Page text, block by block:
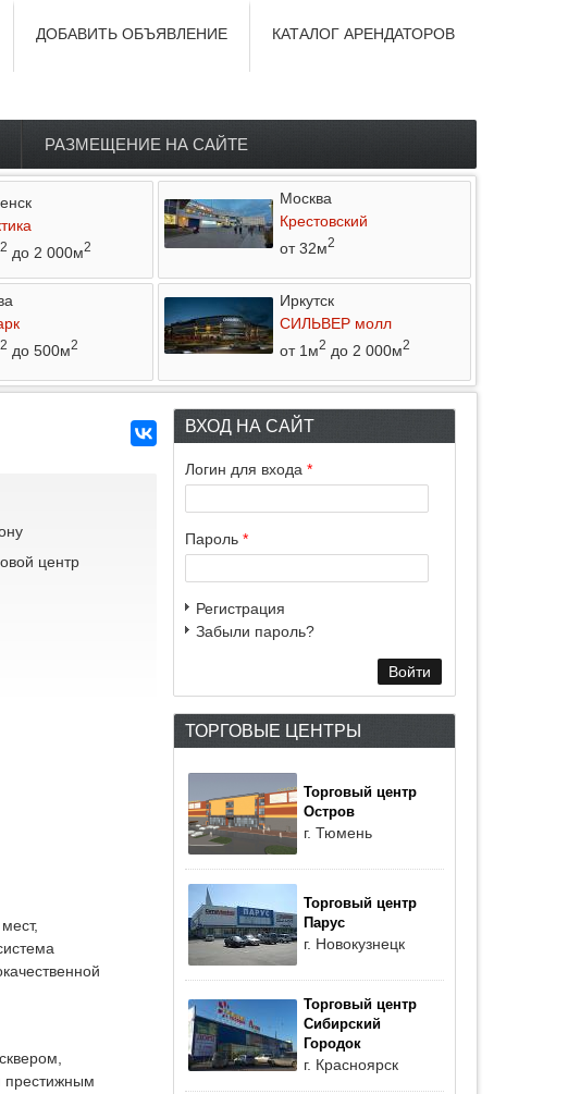
КАТАЛОГ АРЕНДАТОРОВ
ДОБАВИТЬ ОБЪЯВЛЕНИЕ
РАЗМЕЩЕНИЕ НА САЙТЕ
2 до 2 000м2
Москва
Крестовский
от 32м2
2 до 500м2
Иркутск
СИЛЬВЕР молл
от 1м2 до 2 000м2
центр
престижным
ВХОД НА САЙТ
Логин для входа *
Пароль *
Регистрация
Забыли пароль?
ТОРГОВЫЕ ЦЕНТРЫ
Торговый центр
Остров
г. Тюмень
Торговый центр
Парус
г. Новокузнецк
Торговый центр
Сибирский
Городок
г. Красноярск